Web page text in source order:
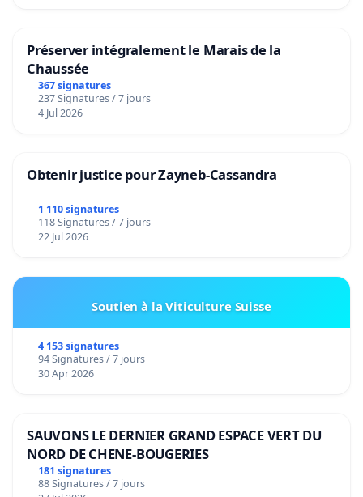
Préserver intégralement le Marais de la
Chaussée
367 signatures
237 Signatures / 7 jours
4 Jul 2026
Obtenir justice pour Zayneb-Cassandra
1 110 signatures
118 Signatures / 7 jours
22 Jul 2026
Soutien à la Viticulture Suisse
4 153 signatures
94 Signatures / 7 jours
30 Apr 2026
SAUVONS LE DERNIER GRAND ESPACE VERT DU
NORD DE CHENE-BOUGERIES
181 signatures
88 Signatures / 7 jours